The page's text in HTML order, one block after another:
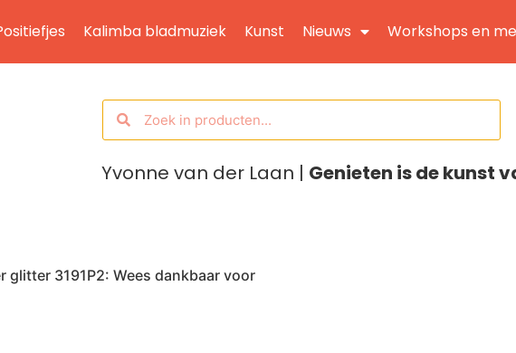
Kalimba bladmuziek Kunst Nieuws Workshops en
Yvonne van der Laan | Genieten is de kunst
glitter 3191P2: Wees dankbaar voor